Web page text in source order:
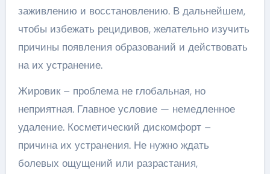
заживлению и восстановлению. В дальнейшем,
чтобы избежать рецидивов, желательно изучить
причины появления образований и действовать
на их устранение.
Жировик – проблема не глобальная, но
неприятная. Главное условие — немедленное
удаление. Косметический дискомфорт –
причина их устранения. Не нужно ждать
болевых ощущений или разрастания,